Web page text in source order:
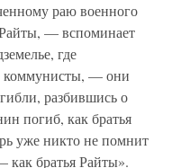
раю военного
— вспоминает
где
коммунисты, — они
разбившись о
погиб, как братья
уже никто не помнит
братья Райты».